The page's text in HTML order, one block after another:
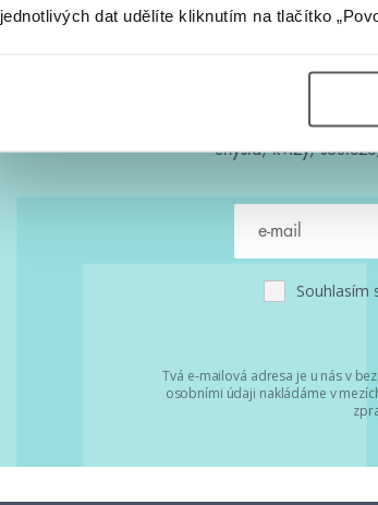
jednotlivých dat udělíte kliknutím na tlačítko
Vše kolem
chystá, kvízy,
Souhlasím
Tvá e-mailová adresa je u nás v
osobními údaji nakládáme v